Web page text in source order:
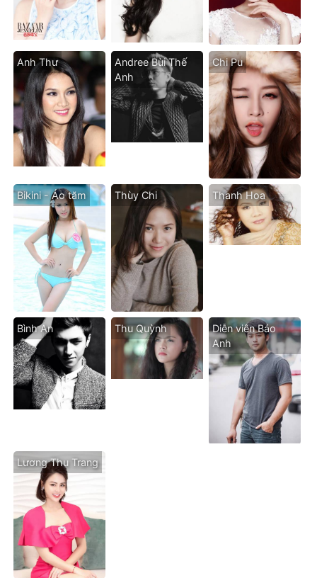
Anh Thư
Andree Bùi Thế
Anh
Chi Pu
Bikini - Áo tăm Thùy Chi Thanh Hoa
Bình An Thu Quỳnh
Diễn viên Bảo
Anh
Lương Thu Trang